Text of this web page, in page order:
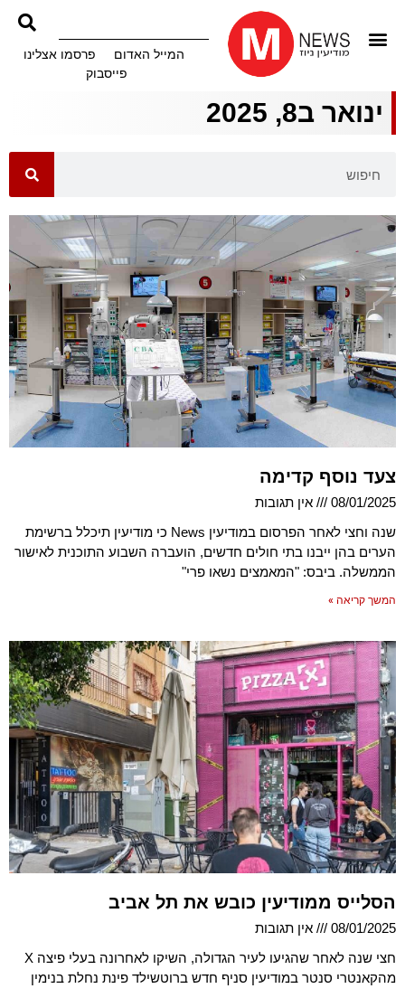
המייל האדום
פרסמו אצלינו
פייסבוק
ינואר ב8, 2025
צעד נוסף קדימה
08/01/2025
אין תגובות
שנה וחצי לאחר הפרסום במודיעין News כי מודיעין תיכלל ברשימת
הערים בהן ייבנו בתי חולים חדשים, הועברה השבוע התוכנית לאישור
הממשלה. ביבס: "המאמצים נשאו פרי"
המשך קריאה »
הסלייס ממודיעין כובש את תל אביב
08/01/2025
אין תגובות
חצי שנה לאחר שהגיעו לעיר הגדולה, השיקו לאחרונה בעלי פיצה X
מהקאנטרי סנטר במודיעין סניף חדש ברוטשילד פינת נחלת בנימין